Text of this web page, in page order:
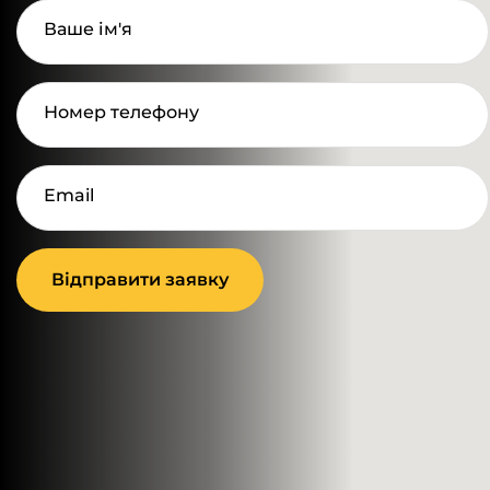
Ваше ім'я
Номер телефону
Email
Відправити заявку